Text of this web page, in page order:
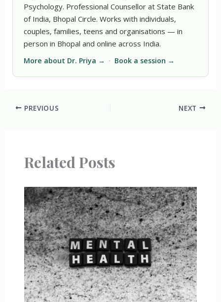
Psychology. Professional Counsellor at State Bank
of India, Bhopal Circle. Works with individuals,
couples, families, teens and organisations — in
person in Bhopal and online across India.
More about Dr. Priya → · Book a session →
PREVIOUS NEXT
Related Posts